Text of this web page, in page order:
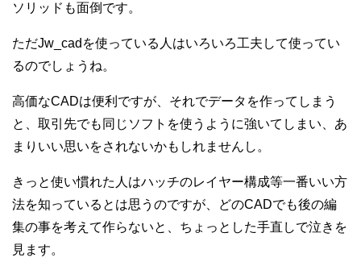
ソリッドも面倒です。
ただJw_cadを使っている人はいろいろ工夫して使ってい
るのでしょうね。
高価なCADは便利ですが、それでデータを作ってしまう
と、取引先でも同じソフトを使うように強いてしまい、あ
まりいい思いをされないかもしれませんし。
きっと使い慣れた人はハッチのレイヤー構成等一番いい方
法を知っているとは思うのですが、どのCADでも後の編
集の事を考えて作らないと、ちょっとした手直しで泣きを
見ます。